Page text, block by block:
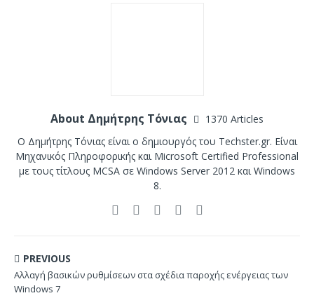
About Δημήτρης Τόνιας
1370 Articles
Ο Δημήτρης Τόνιας είναι ο δημιουργός του Techster.gr. Είναι
Μηχανικός Πληροφορικής και Microsoft Certified Professional
με τους τίτλους MCSA σε Windows Server 2012 και Windows
8.
PREVIOUS
Αλλαγή βασικών ρυθμίσεων στα σχέδια παροχής ενέργειας των
Windows 7